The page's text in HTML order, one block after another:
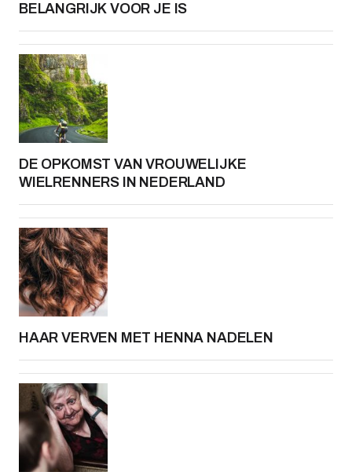
BELANGRIJK VOOR JE IS
DE OPKOMST VAN VROUWELIJKE
WIELRENNERS IN NEDERLAND
HAAR VERVEN MET HENNA NADELEN